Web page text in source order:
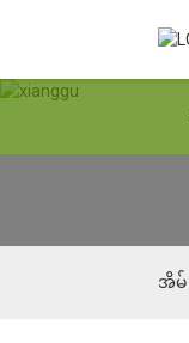
အိမ်